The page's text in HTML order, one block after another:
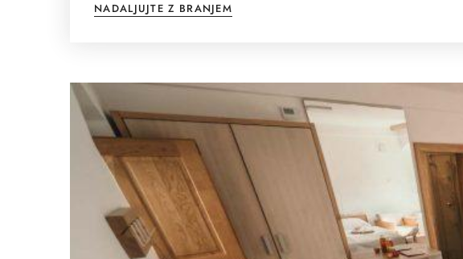
NADALJUJTE Z BRANJEM